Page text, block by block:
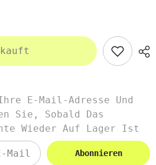
E-Mail-Adresse Und
Sie, Sobald Das
Wieder Auf Lager Ist
Abonnieren